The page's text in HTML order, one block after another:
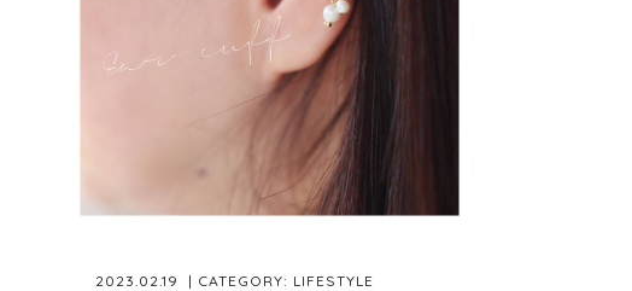
2023.02.19 | CATEGORY: LIFESTYLE